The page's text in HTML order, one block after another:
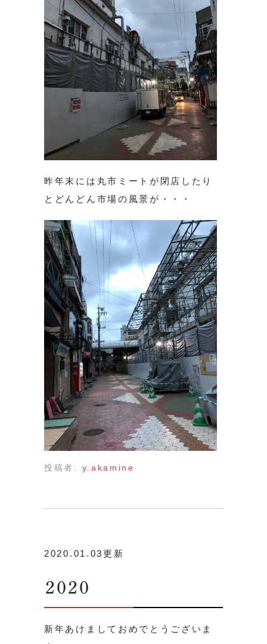
昨年末には丸市ミートが閉店したり
とどんどん市場の風景が・・・
投稿者: y.akamine
2020.01.03更新
2020
新年あけましておめでとうございま